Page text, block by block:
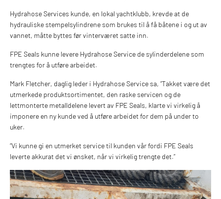
Hydrahose Services kunde, en lokal yachtklubb, krevde at de
hydrauliske stempelsylindrene som brukes til å få båtene i og ut av
vannet, måtte byttes før vinterværet satte inn.
FPE Seals kunne levere Hydrahose Service de sylinderdelene som
trengtes for å utføre arbeidet.
Mark Fletcher, daglig leder i Hydrahose Service sa, “Takket være det
utmerkede produktsortimentet, den raske servicen og de
lettmonterte metalldelene levert av FPE Seals, klarte vi virkelig å
imponere en ny kunde ved å utføre arbeidet for dem på under to
uker.
“Vi kunne gi en utmerket service til kunden vår fordi FPE Seals
leverte akkurat det vi ønsket, når vi virkelig trengte det.”